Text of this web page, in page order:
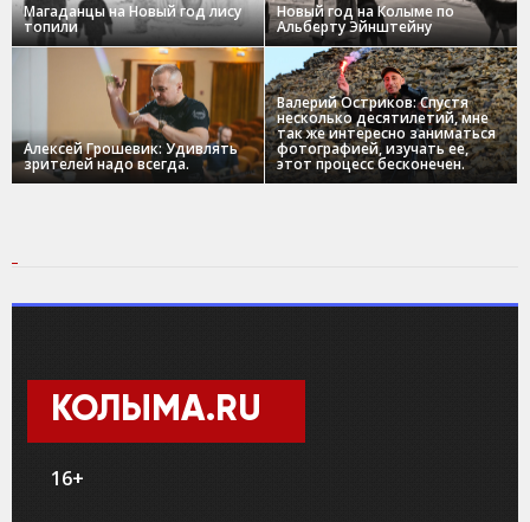
Магаданцы на Новый год лису
топили
Новый год на Колыме по
Альберту Эйнштейну
Алексей Грошевик: Удивлять
зрителей надо всегда.
Валерий Остриков: Спустя
несколько десятилетий, мне
так же интересно заниматься
фотографией, изучать ее,
этот процесс бесконечен.
КОЛЫМА.RU
16+